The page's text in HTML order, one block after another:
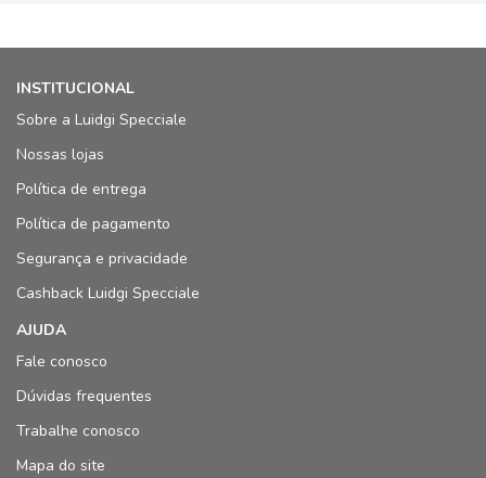
INSTITUCIONAL
Sobre a Luidgi Specciale
Nossas lojas
Política de entrega
Política de pagamento
Segurança e privacidade
Cashback Luidgi Specciale
AJUDA
Fale conosco
Dúvidas frequentes
Trabalhe conosco
Mapa do site